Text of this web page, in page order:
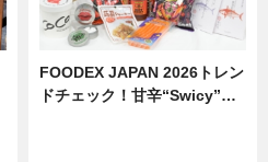
FOODEX JAPAN 2026トレン
ドチェック！甘辛“Swicy”…